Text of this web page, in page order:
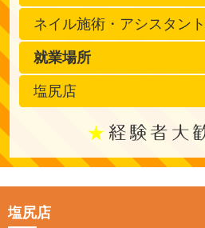
ネイル施術・アシスタン
就業場所
塩尻店
経験者大
塩尻店